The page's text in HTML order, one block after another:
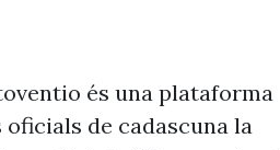
és una plataforma
de cadascuna la